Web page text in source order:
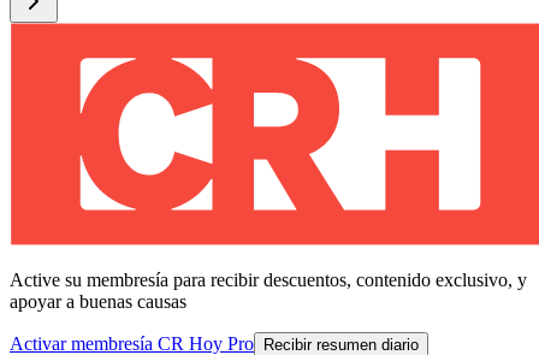
Active su membresía para recibir descuentos, contenido exclusivo, y
apoyar a buenas causas
Activar membresía CR Hoy Pro Recibir resumen diario